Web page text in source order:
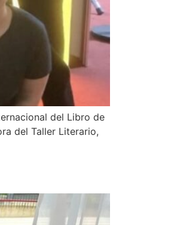
del Libro de
del Taller Literario,